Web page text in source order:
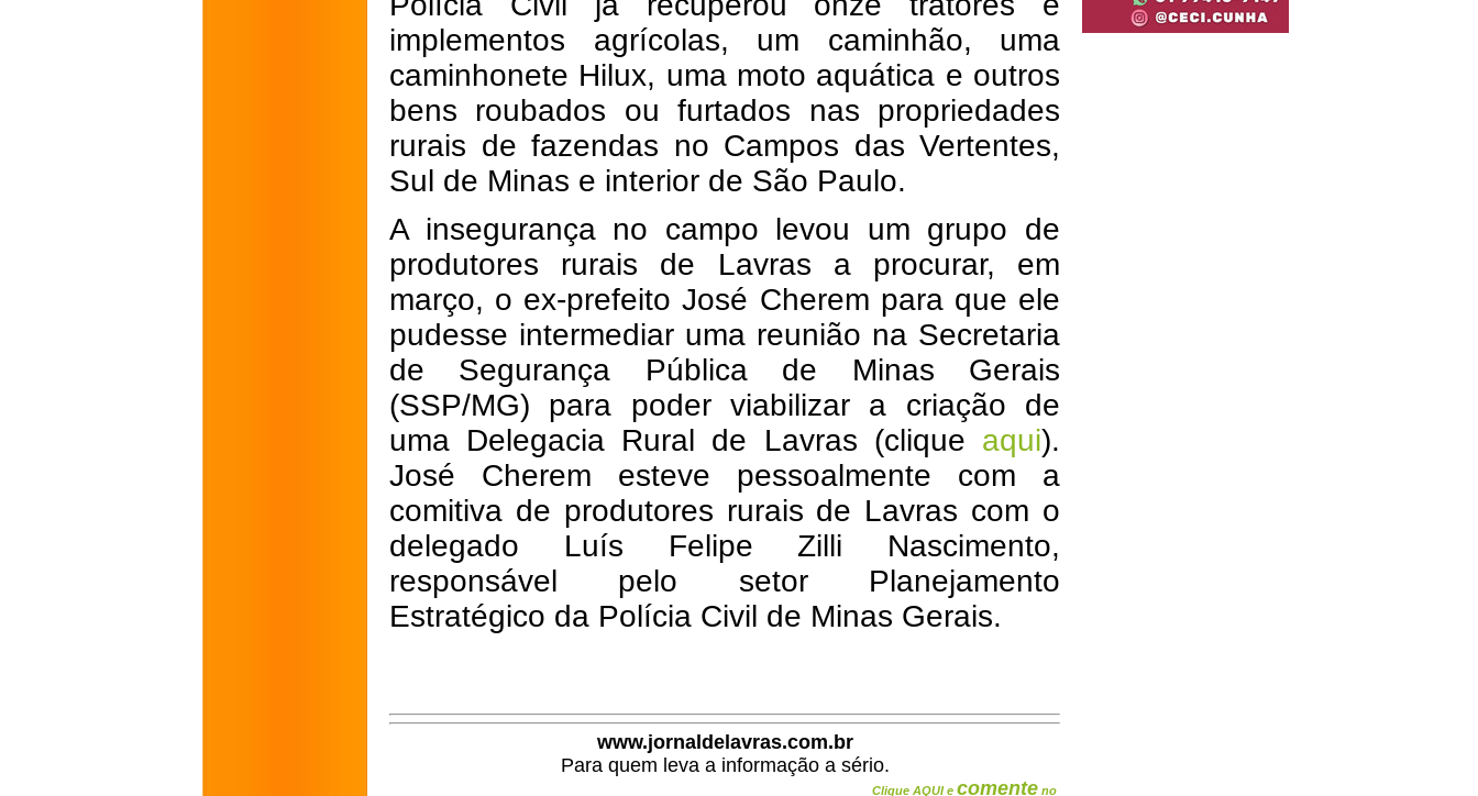
implementos agrícolas, um caminhão, uma
caminhonete Hilux, uma moto aquática e outros
bens roubados ou furtados nas propriedades
rurais de fazendas no Campos das Vertentes,
Sul de Minas e interior de São Paulo.
A insegurança no campo levou um grupo de
produtores rurais de Lavras a procurar, em
março, o ex-prefeito José Cherem para que ele
pudesse intermediar uma reunião na Secretaria
de Segurança Pública de Minas Gerais
(SSP/MG) para poder viabilizar a criação de
uma Delegacia Rural de Lavras (clique aqui).
José Cherem esteve pessoalmente com a
comitiva de produtores rurais de Lavras com o
delegado Luís Felipe Zilli Nascimento,
responsável pelo setor Planejamento
Estratégico da Polícia Civil de Minas Gerais.
www.jornaldelavras.com.br
Para quem leva a informação a sério.
Clique AQUI e comente no